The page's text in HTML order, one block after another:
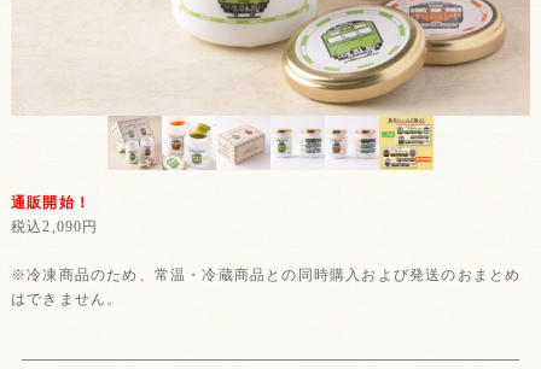
通販開始！
税込2,090円
※冷凍商品のため、常温・冷蔵商品との同時購入および発送のおまとめ
はできません。